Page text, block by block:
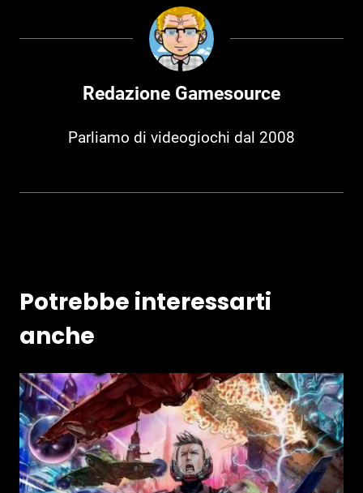
Redazione Gamesource
Parliamo di videogiochi dal 2008
Potrebbe interessarti
anche